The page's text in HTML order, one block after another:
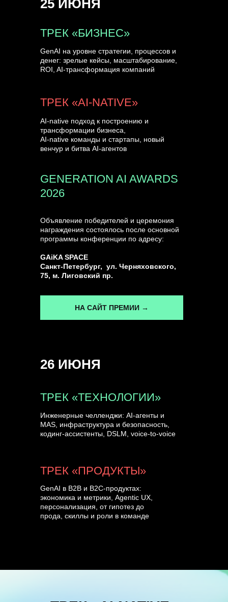
Объявление победителей и церемония
награждения состоялось после основной
программы конференции по адресу:
GAiKA SPACE
Санкт-Петербург, ул. Черняховского,
75, м. Лиговский пр.
ТРЕК «БИЗНЕС»
GENERATION AI AWARDS
2026
GenAI на уровне стратегии, процессов и
денег: зрелые кейсы, масштабирование,
ROI, AI-трансформация компаний
AI-native подход к построению и
трансформации бизнеса,
AI-native команды и стартапы, новый
венчур и битва AI-агентов
ТРЕК «AI-NATIVE»
25 ИЮНЯ
26 ИЮНЯ
ТРЕК «ПРОДУКТЫ»
GenAI в B2B и B2C-продуктах:
экономика и метрики, Agentic UX,
персонализация, от гипотез до
прода, скиллы и роли в команде
Инженерные челленджи: AI-агенты и
MAS, инфраструктура и безопасность,
кодинг-ассистенты, DSLM, voice-to-voice
ТРЕК «ТЕХНОЛОГИИ»
НА САЙТ ПРЕМИИ →
УЗНАТЬ БОЛЬШЕ
ГЕНЕРАЛЬНЫЙ ИНФОПАРТНЕР
CONVERSATIONS